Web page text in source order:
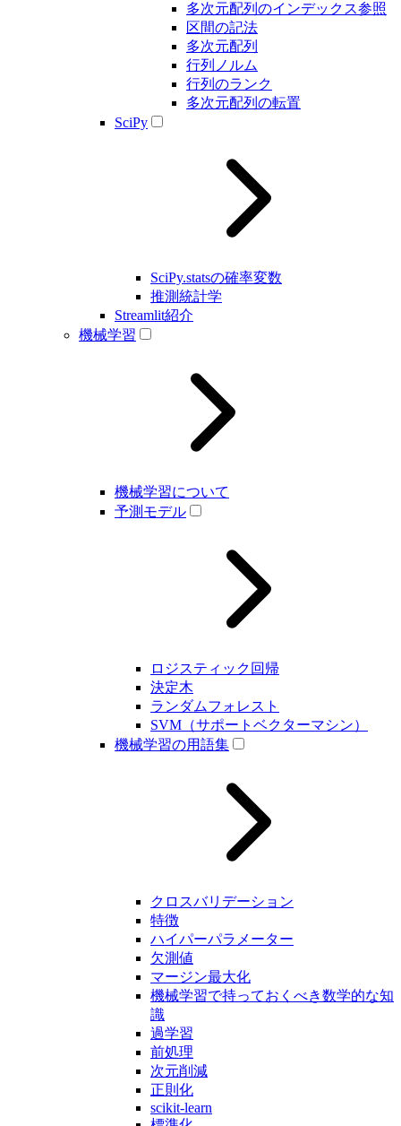
多次元配列のインデックス参照
区間の記法
多次元配列
行列ノルム
行列のランク
多次元配列の転置
SciPy
SciPy.statsの確率変数
推測統計学
Streamlit紹介
機械学習
機械学習について
予測モデル
ロジスティック回帰
決定木
ランダムフォレスト
SVM（サポートベクターマシン）
機械学習の用語集
クロスバリデーション
特徴
ハイパーパラメーター
欠測値
マージン最大化
機械学習で持っておくべき数学的な知
識
過学習
前処理
次元削減
正則化
scikit-learn